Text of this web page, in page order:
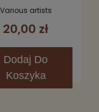
Various artists
20,00 zł
Dodaj Do
Koszyka